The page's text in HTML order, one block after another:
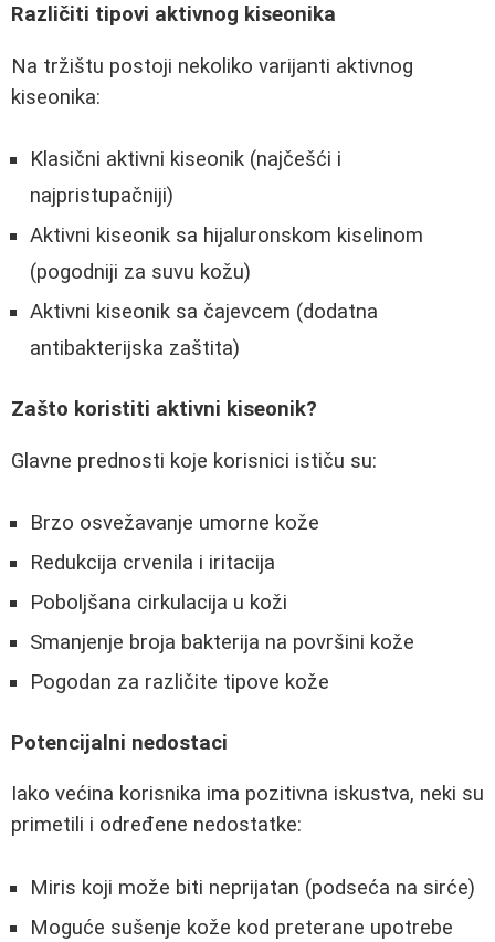
Različiti tipovi aktivnog kiseonika
Na tržištu postoji nekoliko varijanti aktivnog
kiseonika:
Klasični aktivni kiseonik (najčešći i
najpristupačniji)
Aktivni kiseonik sa hijaluronskom kiselinom
(pogodniji za suvu kožu)
Aktivni kiseonik sa čajevcem (dodatna
antibakterijska zaštita)
Zašto koristiti aktivni kiseonik?
Glavne prednosti koje korisnici ističu su:
Brzo osvežavanje umorne kože
Redukcija crvenila i iritacija
Poboljšana cirkulacija u koži
Smanjenje broja bakterija na površini kože
Pogodan za različite tipove kože
Potencijalni nedostaci
Iako većina korisnika ima pozitivna iskustva, neki su
primetili i određene nedostatke:
Miris koji može biti neprijatan (podseća na sirće)
Moguće sušenje kože kod preterane upotrebe